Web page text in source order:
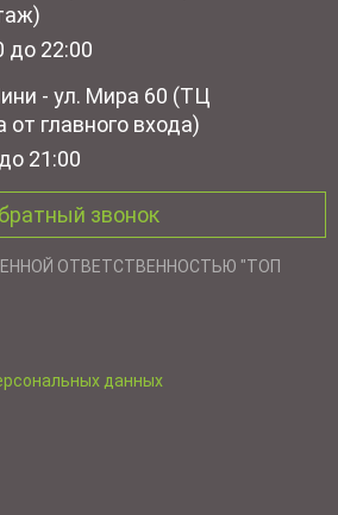
до 22:00
- ул. Мира 60 (ТЦ
главного входа)
21:00
звонок
ОТВЕТСТВЕННОСТЬЮ "ТОП
данных